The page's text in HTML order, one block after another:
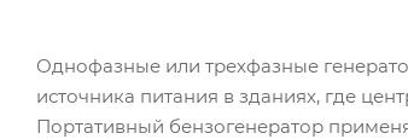
Однофазные или трехфазные
источника питания в зданиях, где
Портативный бензогенератор